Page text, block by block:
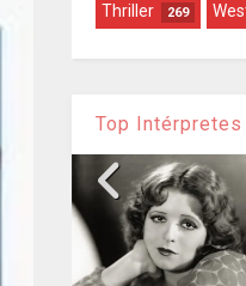
Thriller 269
Top Intérpretes